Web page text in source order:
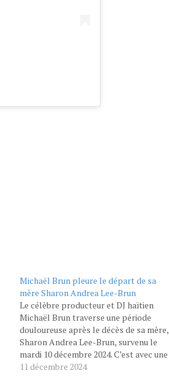
Michaël Brun pleure le départ de sa
mère Sharon Andrea Lee-Brun
Le célèbre producteur et DJ haïtien
Michaël Brun traverse une période
douloureuse après le décès de sa mère,
Sharon Andrea Lee-Brun, survenu le
mardi 10 décembre 2024. C’est avec une
grande émotion que l’artiste a partagé
11 décembre 2024